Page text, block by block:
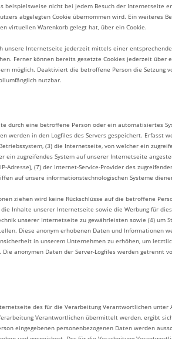
beispielsweise nicht bei jedem Besuch der Internetseite
abgelegten Cookie übernommen wird. Ein weiteres
virtuellen Warenkorb gelegt hat, über ein Cookie.
unsere Internetseite jederzeit mittels einer
Ferner können bereits gesetzte Cookies jederzeit
möglich. Deaktiviert die betroffene Person die Setzung
nutzbar.
durch eine betroffene Person oder ein automatisiertes
werden in den Logfiles des Servers gespeichert. Erfasst
(3) die Internetseite, von welcher ein
ein zugreifendes System auf unserer Internetseite
(7) der Internet-Service-Provider des
auf unsere informationstechnologischen Systeme
ziehen wird keine Rückschlüsse auf die betroffene
Inhalte unserer Internetseite sowie die Werbung für
unserer Internetseite zu gewährleisten sowie (4) um
Diese anonym erhobenen Daten und Informationen
in unserem Unternehmen zu erhöhen, um
anonymen Daten der Server-Logfiles werden getrennt
des für die Verarbeitung Verantwortlichen unter
Verantwortlichen übermittelt werden, ergibt
eingegebenen personenbezogenen Daten werden